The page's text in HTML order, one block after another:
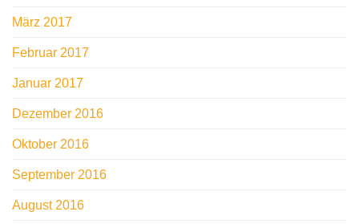
März 2017
Februar 2017
Januar 2017
Dezember 2016
Oktober 2016
September 2016
August 2016